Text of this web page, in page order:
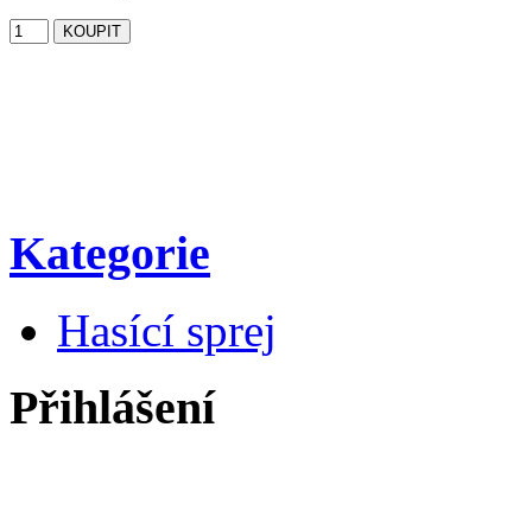
Kategorie
Hasící sprej
Přihlášení